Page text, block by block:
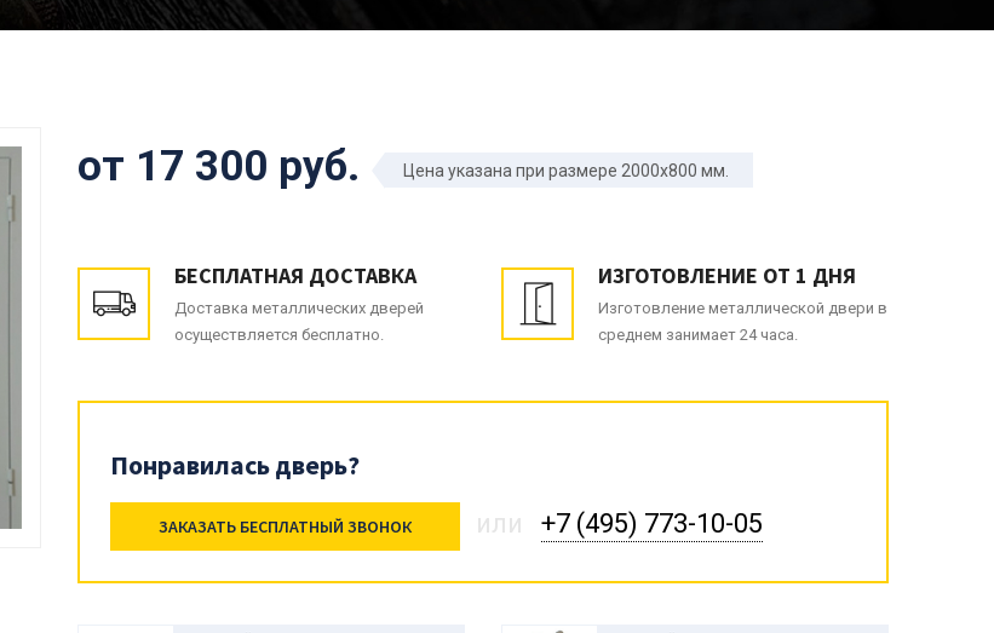
от 17 300 руб. Цена указана при размере 2000x800 мм.
БЕСПЛАТНАЯ ДОСТАВКА
Доставка металлических дверей
осуществляется бесплатно.
ИЗГОТОВЛЕНИЕ ОТ 1 ДНЯ
Изготовление металлической двери в
среднем занимает 24 часа.
Понравилась дверь?
ЗАКАЗАТЬ БЕСПЛАТНЫЙ ЗВОНОК или +7 (495) 773-10-05